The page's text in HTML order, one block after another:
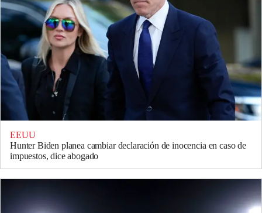
EEUU
Hunter Biden planea cambiar declaración de inocencia en caso de
impuestos, dice abogado